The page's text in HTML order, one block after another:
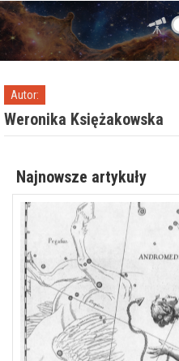
Przejdź do
Autor:
Weronika Księżakowska
Najnowsze artykuły